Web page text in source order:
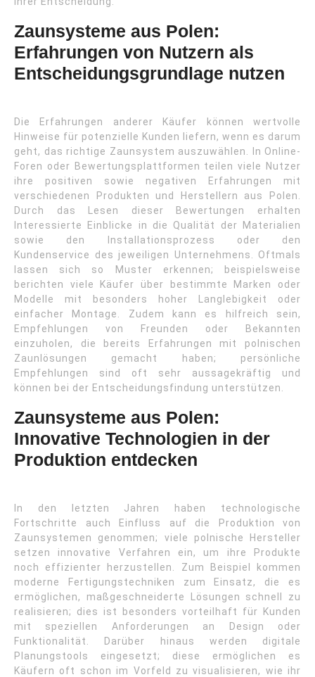
Zaunsysteme aus Polen:
Erfahrungen von Nutzern als
Entscheidungsgrundlage nutzen
Die Erfahrungen anderer Käufer können wertvolle
Hinweise für potenzielle Kunden liefern, wenn es darum
geht, das richtige Zaunsystem auszuwählen. In Online-
Foren oder Bewertungsplattformen teilen viele Nutzer
ihre positiven sowie negativen Erfahrungen mit
verschiedenen Produkten und Herstellern aus Polen.
Durch das Lesen dieser Bewertungen erhalten
Interessierte Einblicke in die Qualität der Materialien
sowie den Installationsprozess oder den
Kundenservice des jeweiligen Unternehmens. Oftmals
lassen sich so Muster erkennen; beispielsweise
berichten viele Käufer über bestimmte Marken oder
Modelle mit besonders hoher Langlebigkeit oder
einfacher Montage. Zudem kann es hilfreich sein,
Empfehlungen von Freunden oder Bekannten
einzuholen, die bereits Erfahrungen mit polnischen
Zaunlösungen gemacht haben; persönliche
Empfehlungen sind oft sehr aussagekräftig und
können bei der Entscheidungsfindung unterstützen.
Zaunsysteme aus Polen:
Innovative Technologien in der
Produktion entdecken
In den letzten Jahren haben technologische
Fortschritte auch Einfluss auf die Produktion von
Zaunsystemen genommen; viele polnische Hersteller
setzen innovative Verfahren ein, um ihre Produkte
noch effizienter herzustellen. Zum Beispiel kommen
moderne Fertigungstechniken zum Einsatz, die es
ermöglichen, maßgeschneiderte Lösungen schnell zu
realisieren; dies ist besonders vorteilhaft für Kunden
mit speziellen Anforderungen an Design oder
Funktionalität. Darüber hinaus werden digitale
Planungstools eingesetzt; diese ermöglichen es
Käufern oft schon im Vorfeld zu visualisieren, wie ihr